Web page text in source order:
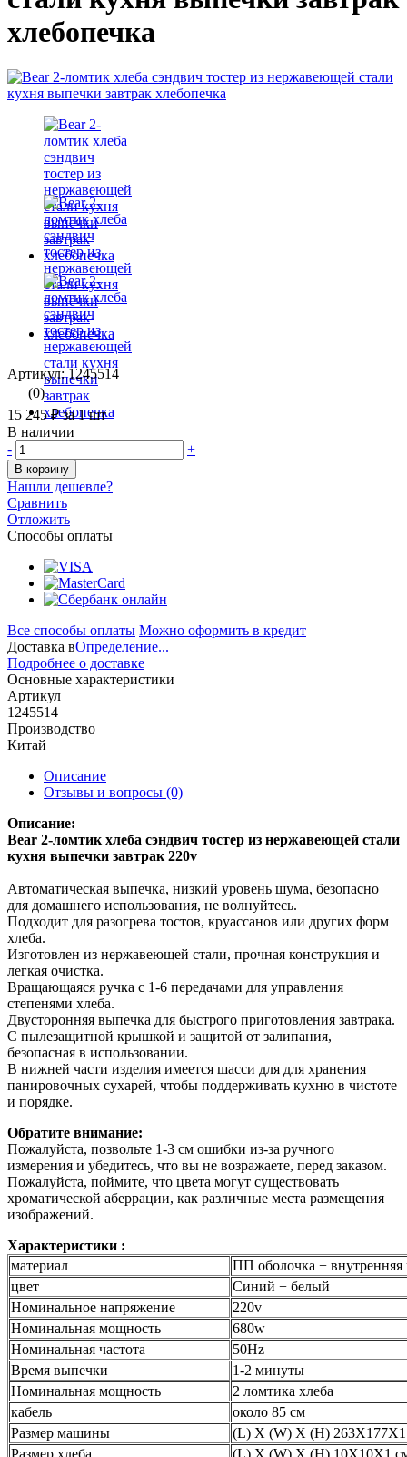
хлебопечка
Артикул: 1245514
(0)
15 245 ₽за 1 шт
В наличии
-
+
В корзину
Нашли дешевле?
Сравнить
Отложить
Способы оплаты
Все способы оплаты Можно оформить в кредит
Доставка вОпределение...
Подробнее о доставке
Основные характеристики
Артикул
1245514
Производство
Китай
Описание
Отзывы и вопросы (0)
Описание:
Bear 2-ломтик хлеба сэндвич тостер из нержавеющей стали
кухня выпечки завтрак 220v
Автоматическая выпечка, низкий уровень шума, безопасно
для домашнего использования, не волнуйтесь.
Подходит для разогрева тостов, круассанов или других форм
хлеба.
Изготовлен из нержавеющей стали, прочная конструкция и
легкая очистка.
Вращающаяся ручка с 1-6 передачами для управления
степенями хлеба.
Двусторонняя выпечка для быстрого приготовления завтрака.
С пылезащитной крышкой и защитой от залипания,
безопасная в использовании.
В нижней части изделия имеется шасси для для хранения
панировочных сухарей, чтобы поддерживать кухню в чистоте
и порядке.
Обратите внимание:
Пожалуйста, позвольте 1-3 см ошибки из-за ручного
измерения и убедитесь, что вы не возражаете, перед заказом.
Пожалуйста, поймите, что цвета могут существовать
хроматической аберрации, как различные места размещения
изображений.
Характеристики :
материал
ПП оболочка + внутренняя
цвет
Синий + белый
Номинальное напряжение
220v
Номинальная мощность
680w
Номинальная частота
50Hz
Время выпечки
1-2 минуты
Номинальная мощность
2 ломтика хлеба
кабель
около 85 см
Размер машины
(L) X (W) X (H)
Размер хлеба
(L) X (W) X (H) 10X10X1